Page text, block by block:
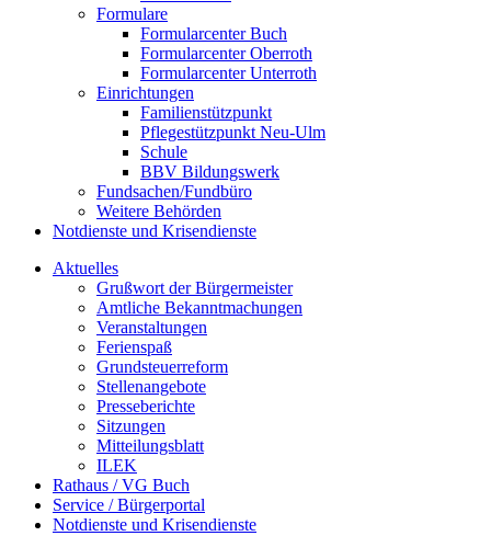
Formulare
Formularcenter Buch
Formularcenter Oberroth
Formularcenter Unterroth
Einrichtungen
Familienstützpunkt
Pflegestützpunkt Neu-Ulm
Schule
BBV Bildungswerk
Fundsachen/Fundbüro
Weitere Behörden
Notdienste und Krisendienste
Aktuelles
Grußwort der Bürgermeister
Amtliche Bekanntmachungen
Veranstaltungen
Ferienspaß
Grundsteuerreform
Stellenangebote
Presseberichte
Sitzungen
Mitteilungsblatt
ILEK
Rathaus / VG Buch
Service / Bürgerportal
Notdienste und Krisendienste